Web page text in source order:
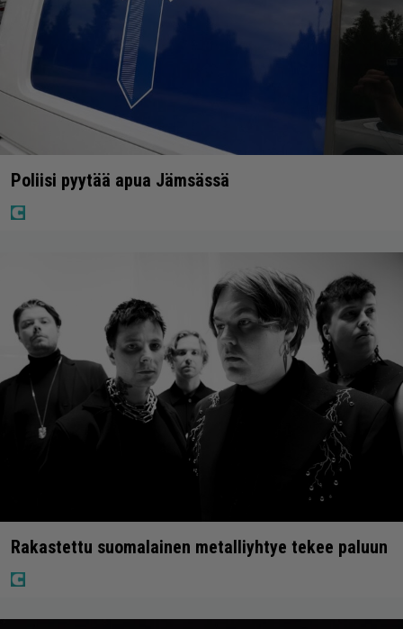
Poliisi pyytää apua Jämsässä
Rakastettu suomalainen metalliyhtye tekee paluun